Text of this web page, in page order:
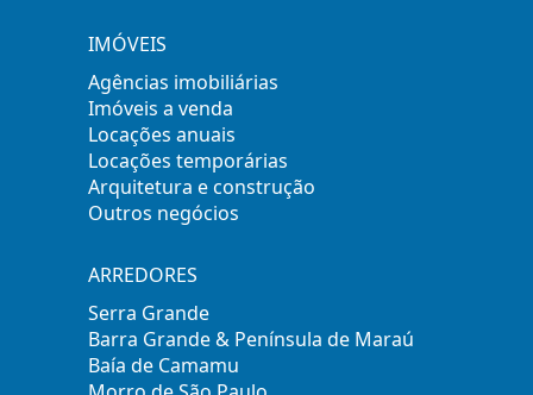
IMÓVEIS
Agências imobiliárias
Imóveis a venda
Locações anuais
Locações temporárias
Arquitetura e construção
Outros negócios
ARREDORES
Serra Grande
Barra Grande & Península de Maraú
Baía de Camamu